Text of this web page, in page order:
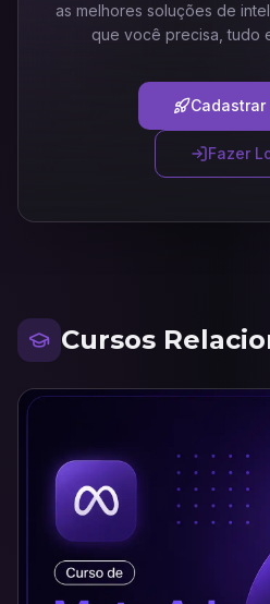
as melhores soluções de
que você precisa, tudo
Cadastrar
Fazer
Cursos